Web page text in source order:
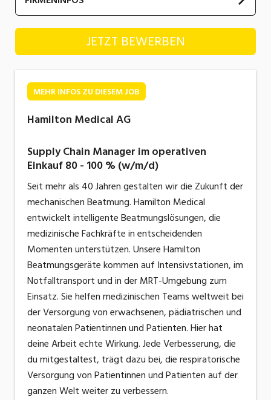
Informatik, Telekommunikation
Kaufm. Berufe, Kundendienst, Verwaltung
Marketing, Kommunikation, Medien, Druck
Mechanik, Elektronik, Optik, Textil (Fertigung)
Sicherheit, Rettung, Polizei, Zoll
Verkauf, Handel, Kundenberatung,
Aussendienst
Hamilton Medical AG
JETZT BEWERBEN
MEHR INFOS ZU DIESEM JOB
Hamilton Medical AG
Supply Chain Manager im operativen
Einkauf 80 - 100 % (w/m/d)
Seit mehr als 40 Jahren gestalten wir die Zukunft der
mechanischen Beatmung. Hamilton Medical
entwickelt intelligente Beatmungslösungen, die
medizinische Fachkräfte in entscheidenden
Momentenunterstützen.Unsere Hamilton
Beatmungsgeräte kommen auf Intensivstationen, im
Notfalltransport und in der MRT-Umgebung zum
Einsatz. Sie helfen medizinischen Teams weltweit bei
der Versorgung von erwachsenen, pädiatrischen und
neonatalen Patientinnen und Patienten. Hier hat
deine Arbeit echte Wirkung. Jede Verbesserung, die
du mitgestaltest, trägt dazu bei, die respiratorische
Versorgung von Patientinnen und Patienten auf der
ganzen Welt weiter zu verbessern.